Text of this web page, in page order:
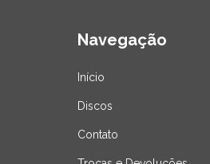
Navegação
Início
Discos
Contato